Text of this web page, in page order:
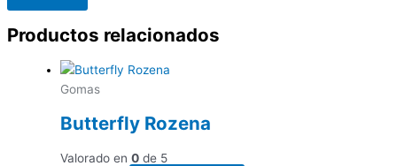
Productos relacionados
Gomas
Butterfly Rozena
Valorado en 0 de 5